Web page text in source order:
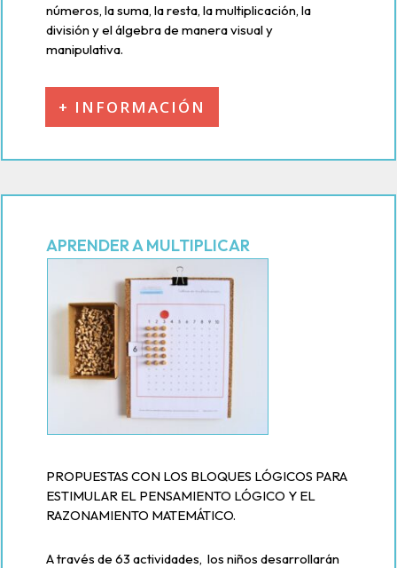
números, la suma, la resta, la multiplicación, la
división y el álgebra de manera visual y
manipulativa.
+ INFORMACIÓN
APRENDER A MULTIPLICAR
PROPUESTAS CON LOS BLOQUES LÓGICOS PARA
ESTIMULAR EL PENSAMIENTO LÓGICO Y EL
RAZONAMIENTO MATEMÁTICO.
A través de 63 actividades, los niños desarrollarán